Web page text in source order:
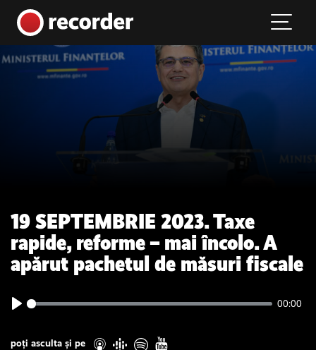
Skip to content
Main Navigation
19 SEPTEMBRIE 2023. Taxe
rapide, reforme – mai încolo. A
apărut pachetul de măsuri fiscale
00:00
poți asculta și pe